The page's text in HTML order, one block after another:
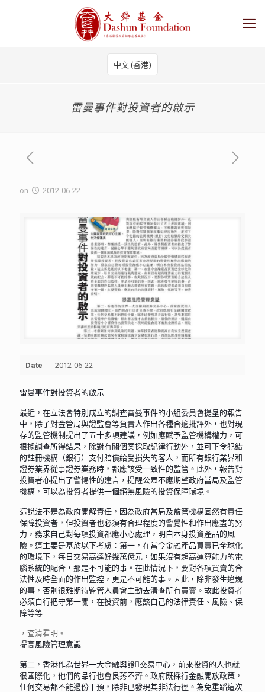
中文 (香港)
雷曼事件對投資者的啟示
on 2012-06-22
Date 2012-06-22
雷曼事件對投資者的啟示
最近，在立法會特別成立的調查雷曼事件的小組委員會提呈的報告
中，除了對金管局與證監會等負責人作出各種合適批評外，也對現
存的監管機制提出了五十多項建議，例如應賦予監管機構權力，可
根據調查所得結果，除對有關個案採取紀律行動外，並可下令犯錯
的註冊機構（銀行）支付賠償給受損失的客人，而所有銀行業界和
證券業界從事證券業務時，都應該受一致性的監管。此外，報告對
投資者亦提出了警惕性的建言，提醒公眾不應期望政府當局及監管
機構，可以為投資者提供一個絕無風險的投資保障環境。
這說法不是為政府開解責任，因為政府當局及監管機構固然有責任
保障投資者，但投資者也必須有合理程度的警覺性和作出應盡的努
力，務求自己對每項投資都應小心處理，明白本身投資產品的風
險。這主要是基於以下考慮：第一，在當今金融產品買賣已全球化
的環境下，每日交易高達好幾萬億元，如果沒有超高運算能力的電
腦系統的配合，那是不可能的事。在此情況下，要對各項買賣的合
法性及時全面的作出監控，更是不可能的事。因此，除非發生違規
的事，否則很難期待監管人員會主動去清查所有買賣。故此投資者
必須自行把守第一關，在投資前，應該自己的法律責任、風險、保
障等等
，查清看明。
提高風險管理意識
第二，香港作為世界一大金融與證交易中心，前來投資的人也就
很國際化，他們的品行也會良莠不齊。政府既採行金融開放政策，
任何交易都不能過份干預，除非已發現其非法行徑。為免重蹈這次